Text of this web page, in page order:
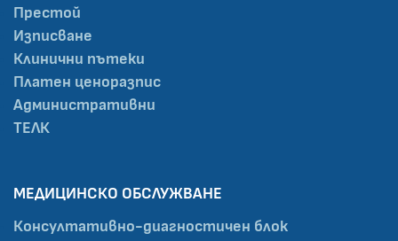
Престой
Изписване
Клинични пътеки
Платен ценоразпис
Административни
ТЕЛК
МЕДИЦИНСКО ОБСЛУЖВАНЕ
Консултативно-диагностичен блок